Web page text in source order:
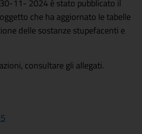
11- 2024 è stato pubblicato il
che ha aggiornato le tabelle
delle sostanze stupefacenti e
consultare gli allegati.